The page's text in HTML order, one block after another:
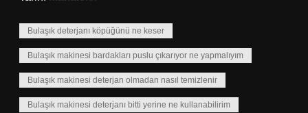
Bulaşık deterjanı köpüğünü ne keser
Bulaşık makinesi bardakları puslu çıkarıyor ne yapmalıyım
Bulaşık makinesi deterjan olmadan nasıl temizlenir
Bulaşık makinesi deterjanı bitti yerine ne kullanabilirim